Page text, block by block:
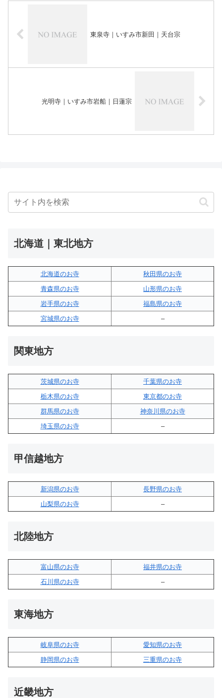
東泉寺｜いすみ市新田｜天台宗
光明寺｜いすみ市岩船｜日蓮宗
北海道｜東北地方
北海道のお寺
秋田県のお寺
青森県のお寺
山形県のお寺
岩手県のお寺
福島県のお寺
宮城県のお寺
–
関東地方
茨城県のお寺
千葉県のお寺
栃木県のお寺
東京都のお寺
群馬県のお寺
神奈川県のお寺
埼玉県のお寺
–
甲信越地方
新潟県のお寺
長野県のお寺
山梨県のお寺
–
北陸地方
富山県のお寺
福井県のお寺
石川県のお寺
–
東海地方
岐阜県のお寺
愛知県のお寺
静岡県のお寺
三重県のお寺
近畿地方